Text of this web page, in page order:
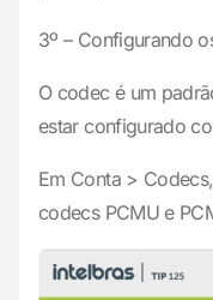
3º – Configurando
O codec é um
estar configurado
Em Conta >
codecs PCMU e